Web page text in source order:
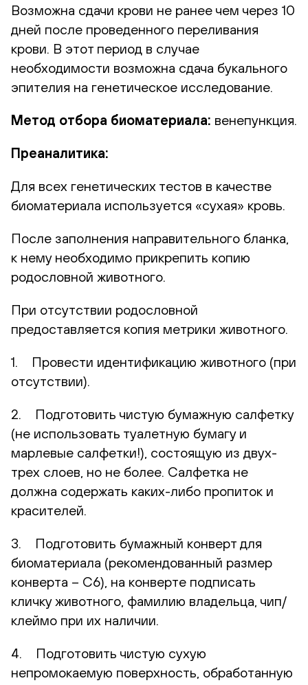
Возможна сдачи крови не ранее чем через 10
дней после проведенного переливания
крови. В этот период в случае
необходимости возможна сдача букального
эпителия на генетическое исследование.
Метод отбора биоматериала: венепункция.
Преаналитика:
Для всех генетических тестов в качестве
биоматериала используется «сухая» кровь.
После заполнения направительного бланка,
к нему необходимо прикрепить копию
родословной животного.
При отсутствии родословной
предоставляется копия метрики животного.
1. Провести идентификацию животного (при
отсутствии).
2. Подготовить чистую бумажную салфетку
(не использовать туалетную бумагу и
марлевые салфетки!), состоящую из двух-
трех слоев, но не более. Салфетка не
должна содержать каких-либо пропиток и
красителей.
3. Подготовить бумажный конверт для
биоматериала (рекомендованный размер
конверта – С6), на конверте подписать
кличку животного, фамилию владельца, чип/
клеймо при их наличии.
4. Подготовить чистую сухую
непромокаемую поверхность, обработанную